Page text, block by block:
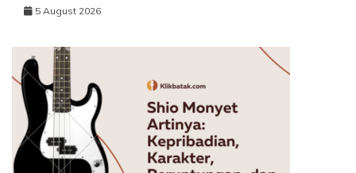
5 August 2026